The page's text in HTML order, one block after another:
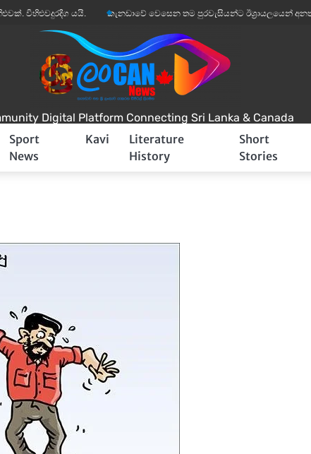
යයි. කැනඩාවේ වෙසෙන තම පුරවැසියන්ට ඊශ්‍රායලයෙන් අනතුරු අඟවීමක්.
Digital Platform Connecting Sri Lanka & Canada
Sport
News
Kavi
Literature
History
Short
Stories